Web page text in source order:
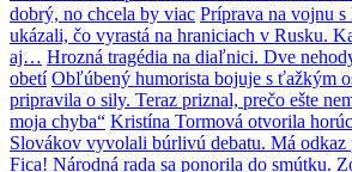
dobrý, no chcela by viac Príprava na vojnu
ukázali, čo vyrastá na hraniciach v Rusku.
aj… Hrozná tragédia na diaľnici. Dve
obetí Obľúbený humorista bojuje s ťažkým
pripravila o sily. Teraz priznal, prečo ešte
moja chyba“ Kristína Tormová otvorila
Slovákov vyvolali búrlivú debatu. Má odkaz
Fica! Národná rada sa ponorila do smútku.